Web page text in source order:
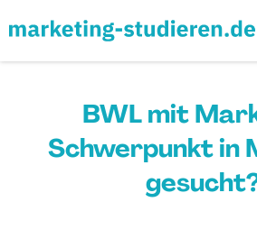
BWL mit
Schwerpunkt in